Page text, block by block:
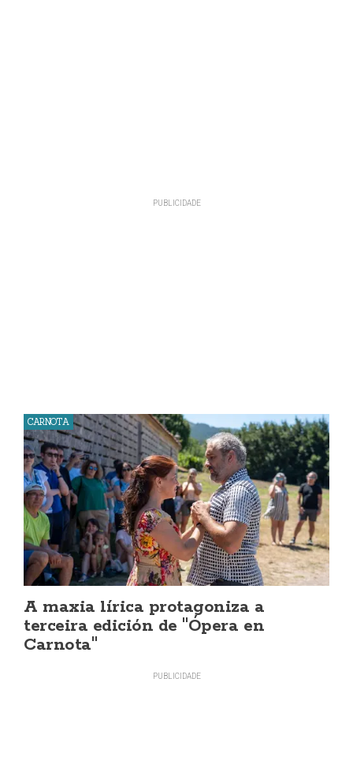
CARNOTA
A maxia lírica protagoniza a
terceira edición de "Ópera en
Carnota"